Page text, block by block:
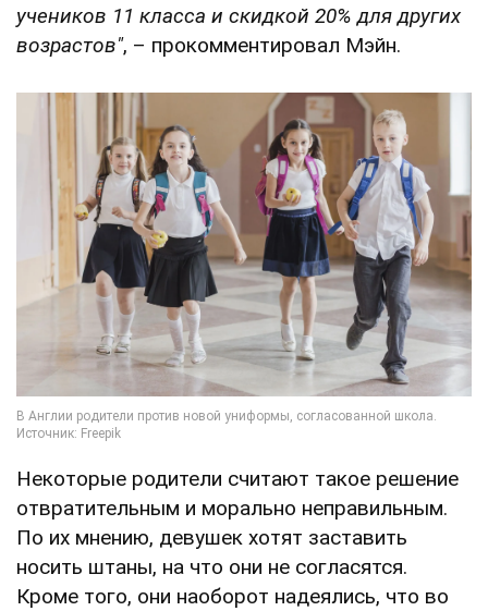
учеников 11 класса и скидкой 20% для других
возрастов", – прокомментировал Мэйн.
Некоторые родители считают такое решение
отвратительным и морально неправильным.
По их мнению, девушек хотят заставить
носить штаны, на что они не согласятся.
Кроме того, они наоборот надеялись, что во